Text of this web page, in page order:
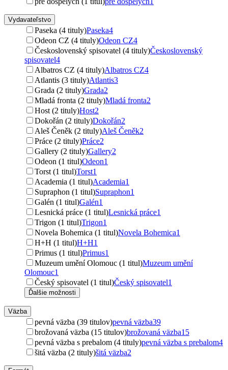
Vydavateľstvo
Paseka (4 tituly)Paseka4
Odeon CZ (4 tituly)Odeon CZ4
Československý spisovatel (4 tituly)Československý
spisovatel4
Albatros CZ (4 tituly)Albatros CZ4
Atlantis (3 tituly)Atlantis3
Grada (2 tituly)Grada2
Mladá fronta (2 tituly)Mladá fronta2
Host (2 tituly)Host2
Dokořán (2 tituly)Dokořán2
Aleš Čeněk (2 tituly)Aleš Čeněk2
Práce (2 tituly)Práce2
Gallery (2 tituly)Gallery2
Odeon (1 titul)Odeon1
Torst (1 titul)Torst1
Academia (1 titul)Academia1
Supraphon (1 titul)Supraphon1
Galén (1 titul)Galén1
Lesnická práce (1 titul)Lesnická práce1
Trigon (1 titul)Trigon1
Novela Bohemica (1 titul)Novela Bohemica1
H+H (1 titul)H+H1
Primus (1 titul)Primus1
Muzeum umění Olomouc (1 titul)Muzeum umění
Olomouc1
Český spisovatel (1 titul)Český spisovatel1
Ďalšie možnosti
Väzba
pevná väzba (39 titulov)pevná väzba39
brožovaná väzba (15 titulov)brožovaná väzba15
pevná väzba s prebalom (4 tituly)pevná väzba s prebalom4
šitá väzba (2 tituly)šitá väzba2